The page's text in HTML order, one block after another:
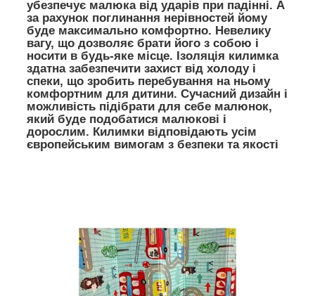
убезпечує малюка від ударів при падінні. А
за рахунок поглинання нерівностей йому
буде максимально комфортно. Невелику
вагу, що дозволяє брати його з собою і
носити в будь-яке місце. Ізоляція килимка
здатна забезпечити захист від холоду і
спеки, що зробить перебування на ньому
комфортним для дитини. Сучасний дизайн і
можливість підібрати для себе малюнок,
який буде подобатися малюкові і
дорослим. Килимки відповідають усім
європейським вимогам з безпеки та якості